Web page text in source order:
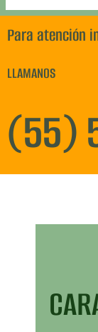
Para atención
LLAMANOS
(55)